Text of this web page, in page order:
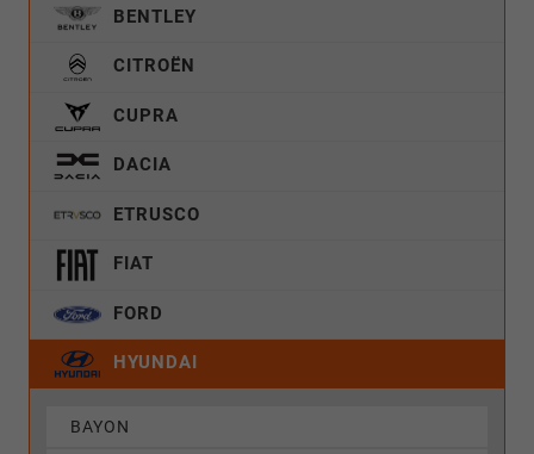
BENTLEY
CITROËN
CUPRA
DACIA
ETRUSCO
FIAT
FORD
HYUNDAI
BAYON